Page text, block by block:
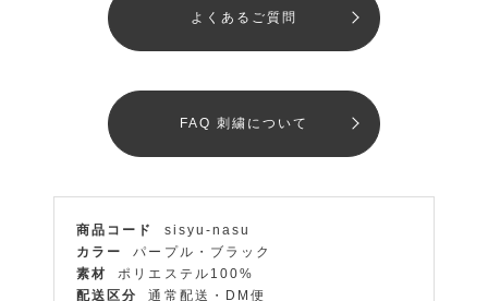
よくあるご質問
FAQ 刺繍について
商品コード
sisyu-nasu
カラー
パープル・ブラック
素材
ポリエステル100%
配送区分
通常配送・DM便